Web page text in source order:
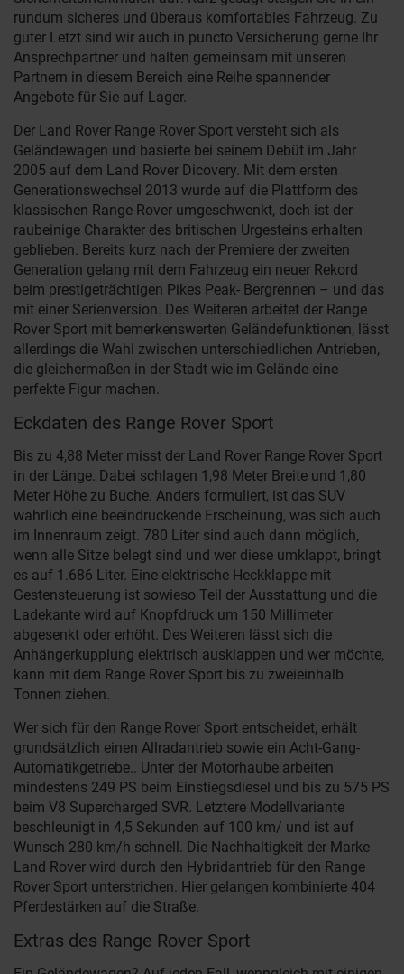
rundum sicheres und überaus komfortables Fahrzeug. Zu
guter Letzt sind wir auch in puncto Versicherung gerne Ihr
Ansprechpartner und halten gemeinsam mit unseren
Partnern in diesem Bereich eine Reihe spannender
Angebote für Sie auf Lager.
Der Land Rover Range Rover Sport versteht sich als
Geländewagen und basierte bei seinem Debüt im Jahr
2005 auf dem Land Rover Dicovery. Mit dem ersten
Generationswechsel 2013 wurde auf die Plattform des
klassischen Range Rover umgeschwenkt, doch ist der
raubeinige Charakter des britischen Urgesteins erhalten
geblieben. Bereits kurz nach der Premiere der zweiten
Generation gelang mit dem Fahrzeug ein neuer Rekord
beim prestigeträchtigen Pikes Peak- Bergrennen – und das
mit einer Serienversion. Des Weiteren arbeitet der Range
Rover Sport mit bemerkenswerten Geländefunktionen, lässt
allerdings die Wahl zwischen unterschiedlichen Antrieben,
die gleichermaßen in der Stadt wie im Gelände eine
perfekte Figur machen.
Eckdaten des Range Rover Sport
Bis zu 4,88 Meter misst der Land Rover Range Rover Sport
in der Länge. Dabei schlagen 1,98 Meter Breite und 1,80
Meter Höhe zu Buche. Anders formuliert, ist das SUV
wahrlich eine beeindruckende Erscheinung, was sich auch
im Innenraum zeigt. 780 Liter sind auch dann möglich,
wenn alle Sitze belegt sind und wer diese umklappt, bringt
es auf 1.686 Liter. Eine elektrische Heckklappe mit
Gestensteuerung ist sowieso Teil der Ausstattung und die
Ladekante wird auf Knopfdruck um 150 Millimeter
abgesenkt oder erhöht. Des Weiteren lässt sich die
Anhängerkupplung elektrisch ausklappen und wer möchte,
kann mit dem Range Rover Sport bis zu zweieinhalb
Tonnen ziehen.
Wer sich für den Range Rover Sport entscheidet, erhält
grundsätzlich einen Allradantrieb sowie ein Acht-Gang-
Automatikgetriebe.. Unter der Motorhaube arbeiten
mindestens 249 PS beim Einstiegsdiesel und bis zu 575 PS
beim V8 Supercharged SVR. Letztere Modellvariante
beschleunigt in 4,5 Sekunden auf 100 km/ und ist auf
Wunsch 280 km/h schnell. Die Nachhaltigkeit der Marke
Land Rover wird durch den Hybridantrieb für den Range
Rover Sport unterstrichen. Hier gelangen kombinierte 404
Pferdestärken auf die Straße.
Extras des Range Rover Sport